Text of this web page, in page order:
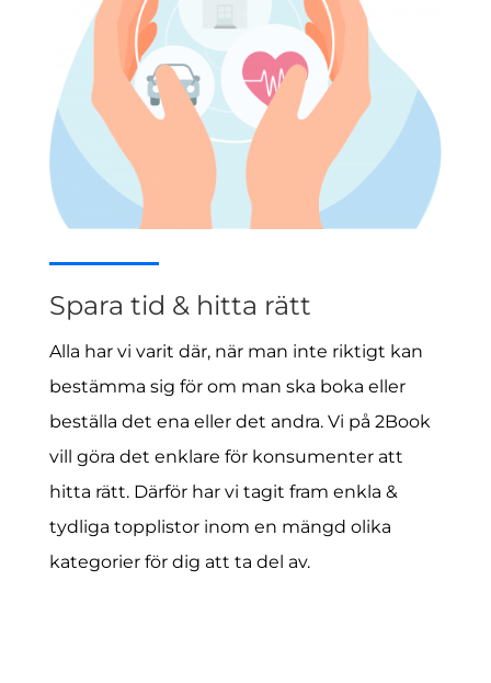
Spara tid & hitta rätt
Alla har vi varit där, när man inte riktigt kan
bestämma sig för om man ska boka eller
beställa det ena eller det andra. Vi på 2Book
vill göra det enklare för konsumenter att
hitta rätt. Därför har vi tagit fram enkla &
tydliga topplistor inom en mängd olika
kategorier för dig att ta del av.